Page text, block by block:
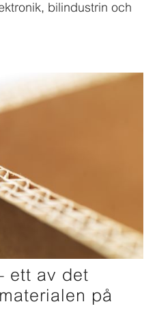
bilindustrin och
ett av det
på